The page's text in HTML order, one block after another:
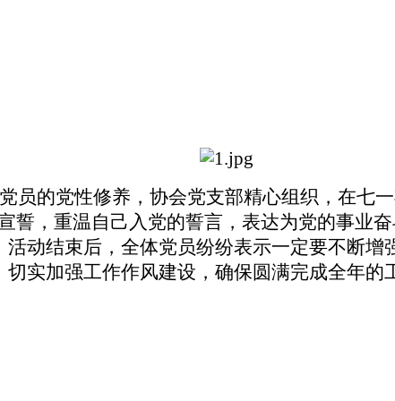
员的党性修养， 协会党支部精心组织，在七
誓，重温自己 入党的誓言，表达为党的事业奋
活动结束后，全体党员纷纷表示一定要不断增
切实加强工作作风建设，确保圆满完成全年的